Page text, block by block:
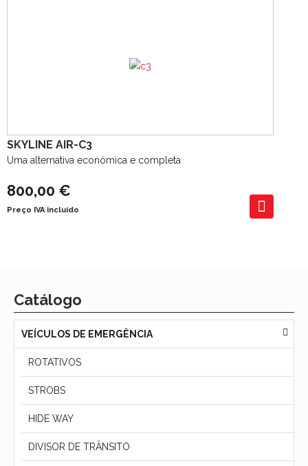
SKYLINE AIR-C3
Uma alternativa económica e completa
800,00 €
Preço IVA incluído
Catálogo
VEÍCULOS DE EMERGÊNCIA
ROTATIVOS
STROBS
HIDE WAY
DIVISOR DE TRÂNSITO